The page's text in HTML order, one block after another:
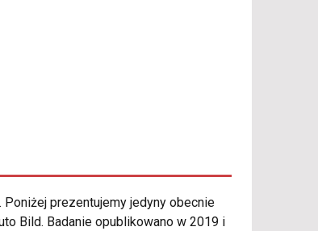
prezentujemy jedyny obecnie
Bild. Badanie opublikowano w 2019 i